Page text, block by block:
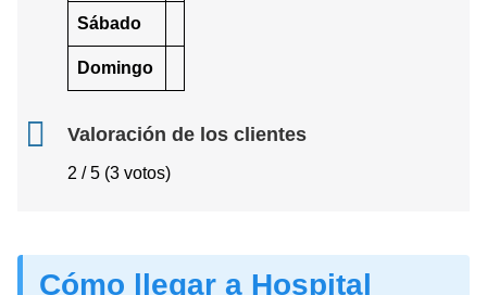
Sábado
Domingo
Valoración de los clientes
2 / 5 (3 votos)
Cómo llegar a Hospital